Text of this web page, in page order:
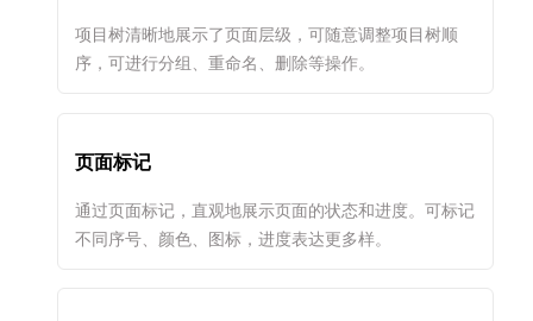
项目树清晰地展示了页面层级，可随意调整项目树顺
序，可进行分组、重命名、删除等操作。
页面标记
通过页面标记，直观地展示页面的状态和进度。可标记
不同序号、颜色、图标，进度表达更多样。